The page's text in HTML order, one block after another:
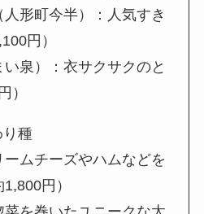
形町今半）：人気すき
円）
泉）：衣サクサクのと
）
り種
ムチーズやハムなどを
円）